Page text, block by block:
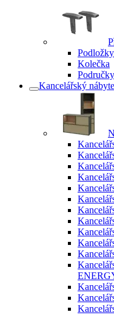
Kolečka
Područky
Kancelářský